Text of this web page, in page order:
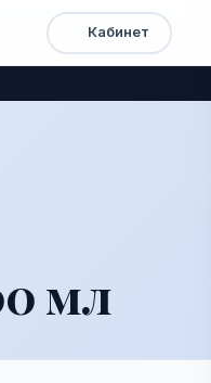
Быстрый
доступ
Кабинет
мл